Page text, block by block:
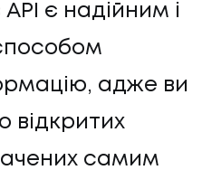
є надійним і
адже ви
відкритих
самим